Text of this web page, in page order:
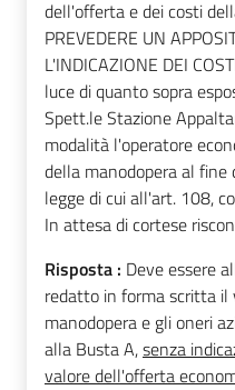
dell'offerta e dei costi
PREVEDERE UN
L'INDICAZIONE DEI
luce di quanto sopra
Spett.le Stazione
modalità l'operatore
della manodopera al fine
legge di cui all'art. 108,
In attesa di cortese
Risposta : Deve essere
redatto in forma scritta il
manodopera e gli oneri
alla Busta A,senza
valore dell'offerta